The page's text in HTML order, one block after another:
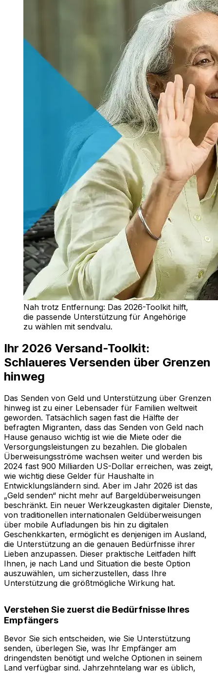
Nah trotz Entfernung: Das 2026-Toolkit hilft,
die passende Unterstützung für Angehörige
zu wählen mit sendvalu.
Ihr 2026 Versand-Toolkit:
Schlaueres Versenden über Grenzen
hinweg
Das Senden von Geld und Unterstützung über Grenzen
hinweg ist zu einer Lebensader für Familien weltweit
geworden. Tatsächlich sagen fast die Hälfte der
befragten Migranten, dass das Senden von Geld nach
Hause genauso wichtig ist wie die Miete oder die
Versorgungsleistungen zu bezahlen. Die globalen
Überweisungsströme wachsen weiter und werden bis
2024 fast 900 Milliarden US-Dollar erreichen, was zeigt,
wie wichtig diese Gelder für Haushalte in
Entwicklungsländern sind. Aber im Jahr 2026 ist das
„Geld senden“ nicht mehr auf Bargeldüberweisungen
beschränkt. Ein neuer Werkzeugkasten digitaler Dienste,
von traditionellen internationalen Geldüberweisungen
über mobile Aufladungen bis hin zu digitalen
Geschenkkarten, ermöglicht es denjenigen im Ausland,
die Unterstützung an die genauen Bedürfnisse ihrer
Lieben anzupassen. Dieser praktische Leitfaden hilft
Ihnen, je nach Land und Situation die beste Option
auszuwählen, um sicherzustellen, dass Ihre
Unterstützung die größtmögliche Wirkung hat.
Verstehen Sie zuerst die Bedürfnisse Ihres
Empfängers
Bevor Sie sich entscheiden, wie Sie Unterstützung
senden, überlegen Sie, was Ihr Empfänger am
dringendsten benötigt und welche Optionen in seinem
Land verfügbar sind. Jahrzehntelang war es üblich,